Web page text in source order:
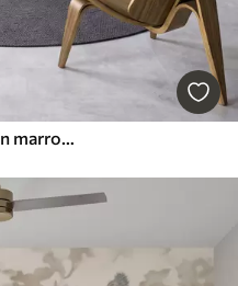
Una mappa politica del mondo in marrone con bandiere in inglese